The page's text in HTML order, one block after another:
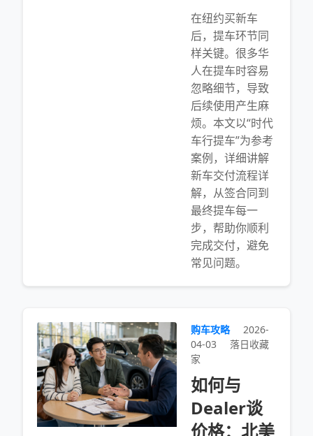
在纽约买新车
后，提车环节同
样关键。很多华
人在提车时容易
忽略细节，导致
后续使用产生麻
烦。本文以“时代
车行提车”为参考
案例，详细讲解
新车交付流程详
解，从签合同到
最终提车每一
步，帮助你顺利
完成交付，避免
常见问题。
购车攻略
2026-
04-03
落日收藏
家
如何与
Dealer谈
价格：北美